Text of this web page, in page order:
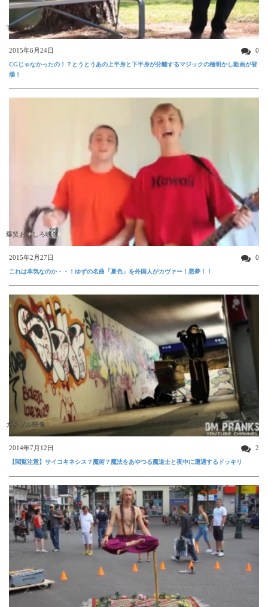
すごい動画
2015年6月24日 0
CGじゃなかったの！？とうとうあの上半身と下半身が分離するマジックの種明かし動画が登
場！
爆笑おもしろ映像
2015年2月27日 0
これは本気なのか・・！ゆずの名曲「夏色」を外国人がカヴァー！悪夢！！
ガクブル映像
2014年7月12日 2
【閲覧注意】サイコキネシス？魔術？魔法をあやつる魔道士と夜中に遭遇するドッキリ